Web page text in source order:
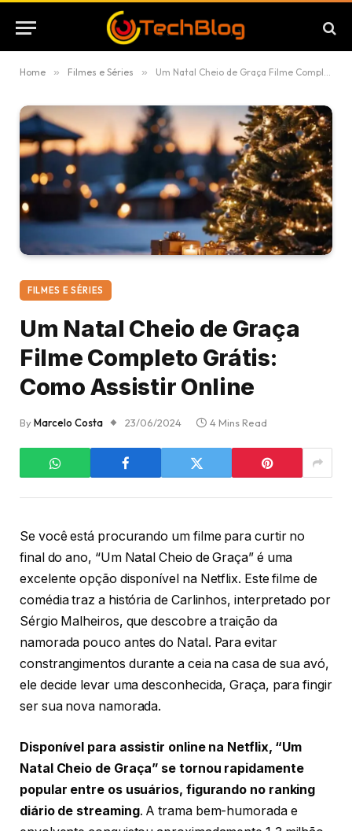
Home » Filmes e Séries » Um Natal Cheio de Graça Filme Completo Grátis: Como Assistir Online
FILMES E SÉRIES
Um Natal Cheio de Graça
Filme Completo Grátis:
Como Assistir Online
ByMarcelo Costa 23/06/2024 4 Mins Read
Se você está procurando um filme para curtir no
final do ano, “Um Natal Cheio de Graça” é uma
excelente opção disponível na Netflix. Este filme de
comédia traz a história de Carlinhos, interpretado por
Sérgio Malheiros, que descobre a traição da
namorada pouco antes do Natal. Para evitar
constrangimentos durante a ceia na casa de sua avó,
ele decide levar uma desconhecida, Graça, para fingir
ser sua nova namorada.
Disponível para assistir online na Netflix, “Um
Natal Cheio de Graça” se tornou rapidamente
popular entre os usuários, figurando no ranking
diário de streaming. A trama bem-humorada e